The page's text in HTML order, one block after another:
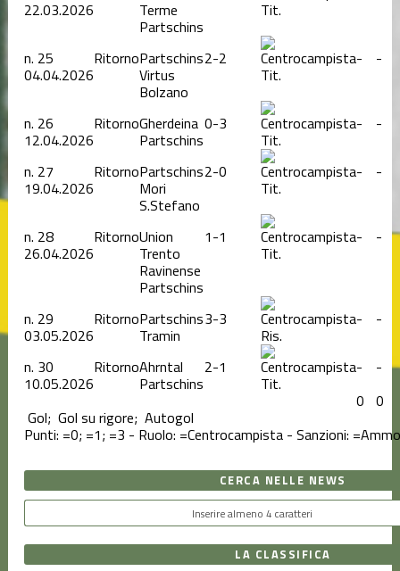
22.03.2026 Terme
Partschins
Tit.
n. 25
04.04.2026
RitornoPartschins
Virtus
Bolzano
2-2
Tit.
- -
n. 26
12.04.2026
RitornoGherdeina
Partschins
0-3
Tit.
- -
n. 27
19.04.2026
RitornoPartschins
Mori
S.Stefano
2-0
Tit.
- -
n. 28
26.04.2026
RitornoUnion
Trento
Ravinense
Partschins
1-1
Tit.
- -
n. 29
03.05.2026
RitornoPartschins
Tramin
3-3
Ris.
- -
n. 30
10.05.2026
RitornoAhrntal
Partschins
2-1
Tit.
-
-
0 0
Gol; Gol su rigore; Autogol
Punti: =0; =1; =3 - Ruolo: =Centrocampista - Sanzioni:
CERCA NELLE NEWS
LA CLASSIFICA